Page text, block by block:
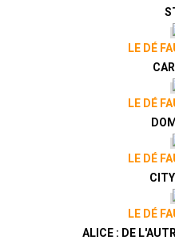
LE DÉ
LE DÉ
LE DÉ
LE DÉ
ALICE : DE